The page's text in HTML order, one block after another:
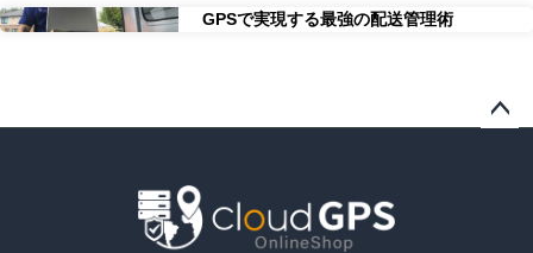
GPSで実現する最強の配送管理術